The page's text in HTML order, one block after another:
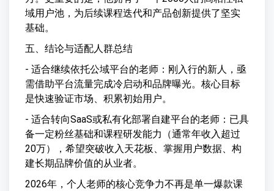
域用户池，为后续课程迭代和产品创新提供了坚实
基础。
五、结论与适配人群总结
- 适合继续依托公域平台的老师：刚入行的新人，亟
需借助平台流量完成冷启动和品牌曝光。核心目标
是快速验证市场、积累初始用户。
- 适合转向SaaS或私有化部署自建平台的老师：已具
备一定粉丝基础和课程研发能力（通常年收入超过
20万），希望突破收入天花板、掌握用户数据、构
建长期品牌价值的从业者。
2026年，个人老师的核心竞争力不再是单一爆款课